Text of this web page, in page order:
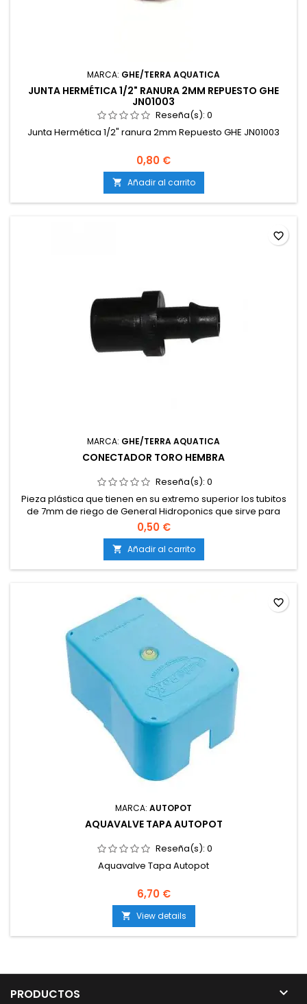
MARCA: GHE/TERRA AQUATICA
JUNTA HERMÉTICA 1/2" RANURA 2MM REPUESTO GHE
JN01003
Reseña(s): 0
Junta Hermética 1/2" ranura 2mm Repuesto GHE JN01003
0,80 €
 Añadir al carrito
MARCA: GHE/TERRA AQUATICA
CONECTADOR TORO HEMBRA
Reseña(s): 0
Pieza plástica que tienen en su extremo superior los tubitos
de 7mm de riego de General Hidroponics que sirve para
sujetar el sprayer de 180º.
0,50 €
 Añadir al carrito
favorite_border
MARCA: AUTOPOT
AQUAVALVE TAPA AUTOPOT
Reseña(s): 0
Aquavalve Tapa Autopot
6,70 €
 View details
favorite_border
PRODUCTOS 